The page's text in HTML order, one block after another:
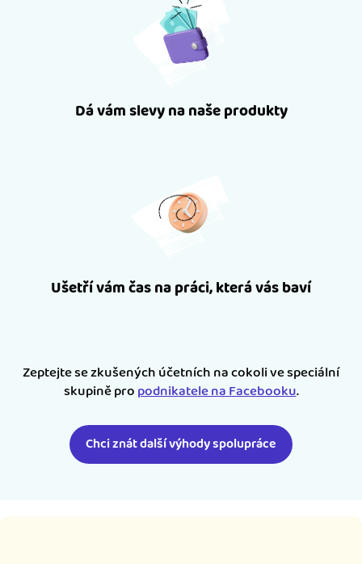
Dá vám slevy na naše produkty
Ušetří vám čas na práci, která vás baví
Zeptejte se zkušených účetních na cokoli ve speciální
skupině propodnikatele na Facebooku.
Chci znát další výhody spolupráce